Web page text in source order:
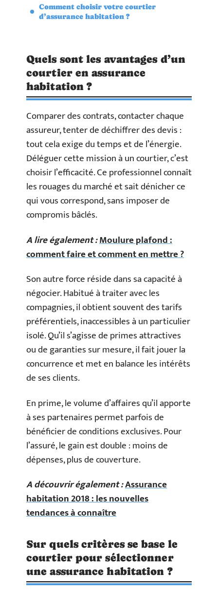
Comment choisir votre courtier
d’assurance habitation ?
Quels sont les avantages d’un
courtier en assurance
habitation ?
Comparer des contrats, contacter chaque
assureur, tenter de déchiffrer des devis :
tout cela exige du temps et de l’énergie.
Déléguer cette mission à un courtier, c’est
choisir l’efficacité. Ce professionnel connaît
les rouages du marché et sait dénicher ce
qui vous correspond, sans imposer de
compromis bâclés.
A lire également :Moulure plafond :
comment faire et comment en mettre ?
Son autre force réside dans sa capacité à
négocier. Habitué à traiter avec les
compagnies, il obtient souvent des tarifs
préférentiels, inaccessibles à un particulier
isolé. Qu’il s’agisse de primes attractives
ou de garanties sur mesure, il fait jouer la
concurrence et met en balance les intérêts
de ses clients.
En prime, le volume d’affaires qu’il apporte
à ses partenaires permet parfois de
bénéficier de conditions exclusives. Pour
l’assuré, le gain est double : moins de
dépenses, plus de couverture.
A découvrir également :Assurance
habitation 2018 : les nouvelles
tendances à connaître
Sur quels critères se base le
courtier pour sélectionner
une assurance habitation ?